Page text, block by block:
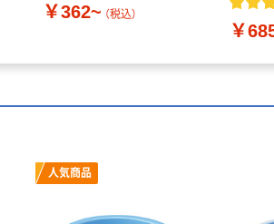
￥362~ （税込）
￥
人気商品